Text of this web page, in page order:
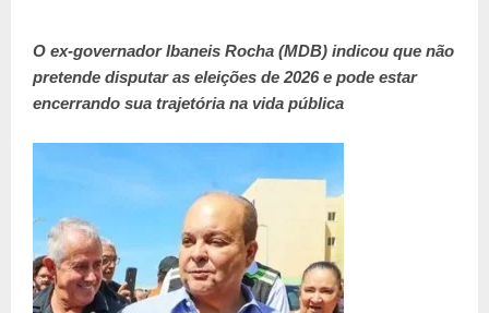
O ex-governador Ibaneis Rocha (MDB) indicou que não
pretende disputar as eleições de 2026 e pode estar
encerrando sua trajetória na vida pública